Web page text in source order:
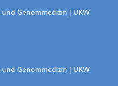
Genommedizin | UKW
Genommedizin | UKW